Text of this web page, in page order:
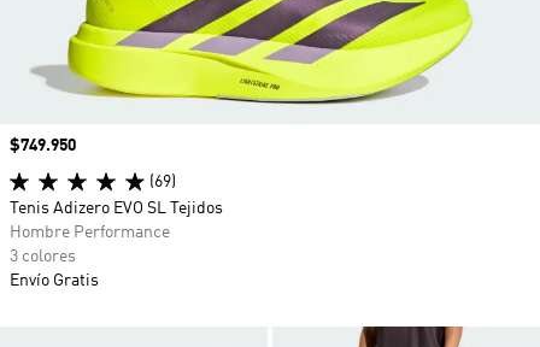
Precio
$749.950
(69)
Tenis Adizero EVO SL Tejidos
Hombre Performance
3 colores
Envío Gratis